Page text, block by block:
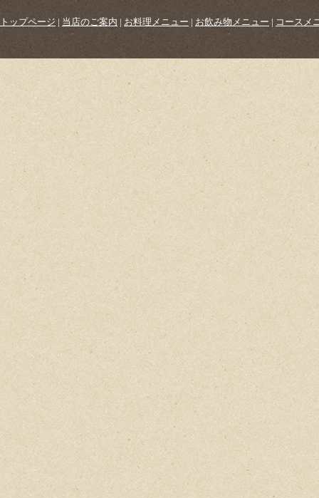
トップページ | 当店のご案内 | お料理メニュー | お飲み物メニュー | コースメ